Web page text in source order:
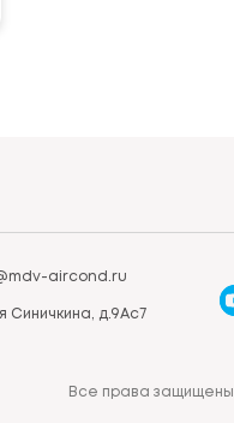
aircond.ru
Синичкина, д.9Ас7
Все права защищены